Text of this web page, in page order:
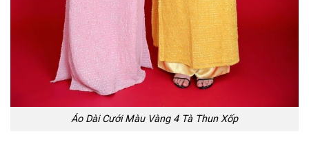
Áo Dài Cưới Màu Vàng 4 Tà Thun Xốp